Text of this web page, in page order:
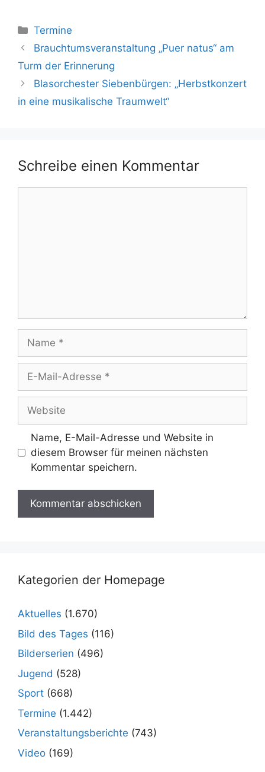
Kategorien
Termine
Brauchtumsveranstaltung „Puer natus“ am
Turm der Erinnerung
Blasorchester Siebenbürgen: „Herbstkonzert
in eine musikalische Traumwelt“
Schreibe einen Kommentar
Mail-
Adresse
Name, E-Mail-Adresse und Website in
diesem Browser für meinen nächsten
Kommentar speichern.
Kategorien der Homepage
Aktuelles (1.670)
Bild des Tages (116)
Bilderserien (496)
Jugend (528)
Sport (668)
Termine (1.442)
Veranstaltungsberichte (743)
Video (169)